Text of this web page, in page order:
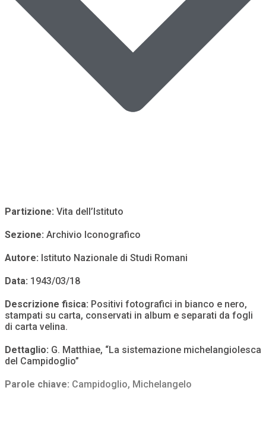
Partizione: Vita dell’Istituto
Sezione: Archivio Iconografico
Autore: Istituto Nazionale di Studi Romani
Data: 1943/03/18
Descrizione fisica: Positivi fotografici in bianco e nero,
stampati su carta, conservati in album e separati da fogli
di carta velina.
Dettaglio: G. Matthiae, “La sistemazione michelangiolesca
del Campidoglio”
Parole chiave: Campidoglio, Michelangelo